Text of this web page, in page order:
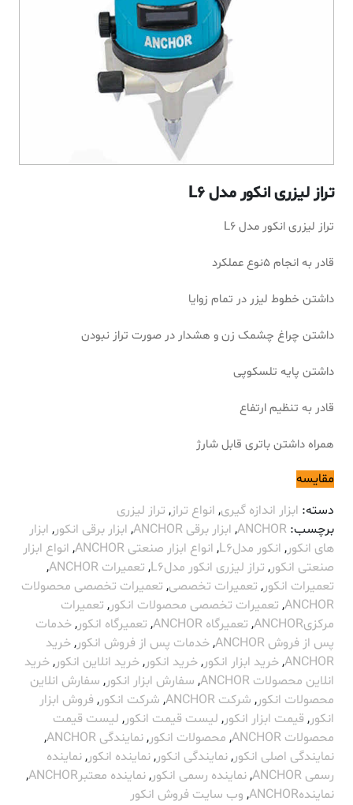
تراز لیزری انکور مدل L6
تراز لیزری انکور مدل L6
قادر به انجام 5نوع عملکرد
داشتن خطوط لیزر در تمام زوایا
داشتن چراغ چشمک زن و هشدار در صورت تراز نبودن
داشتن پایه تلسکوپی
قادر به تنظیم ارتفاع
همراه داشتن باتری قابل شارژ
مقایسه
دسته: ابزار اندازه گیری, انواع تراز, تراز لیزری
برچسب: ANCHOR
, ابزار برقی ANCHOR , ابزار برقی انکور, ابزار
های انکور, انکور مدلL6 , انواع ابزار صنعتی ANCHOR , انواع ابزار
صنعتی انکور, تراز لیزری انکور مدلL6 , تعمیرات ANCHOR
,
تعمیرات انکور, تعمیرات تخصصی, تعمیرات تخصصی محصولات
ANCHOR
, تعمیرات تخصصی محصولات انکور, تعمیرات
مرکزیANCHOR
, تعمیرگاه ANCHOR , تعمیرگاه انکور,خدمات
پس از فروش ANCHOR
,خدمات پس از فروش انکور,خرید
ANCHOR
,خرید ابزار انکور,خرید انکور,خرید انلاین انکور,خرید
انلاین محصولات ANCHOR
, سفارش ابزار انکور, سفارش انلاین
محصولات انکور, شرکت ANCHOR , شرکت انکور, فروش ابزار
انکور, قیمت ابزار انکور, لیست قیمت انکور, لیست قیمت
محصولات ANCHOR
, محصولات انکور,نمایندگی ANCHOR
,
نمایندگی اصلی انکور,نمایندگی انکور,نماینده انکور,نماینده
رسمی ANCHOR
,نماینده رسمی انکور,نماینده معتبرANCHOR
,
نمایندهANCHOR
, وب سایت فروش انکور